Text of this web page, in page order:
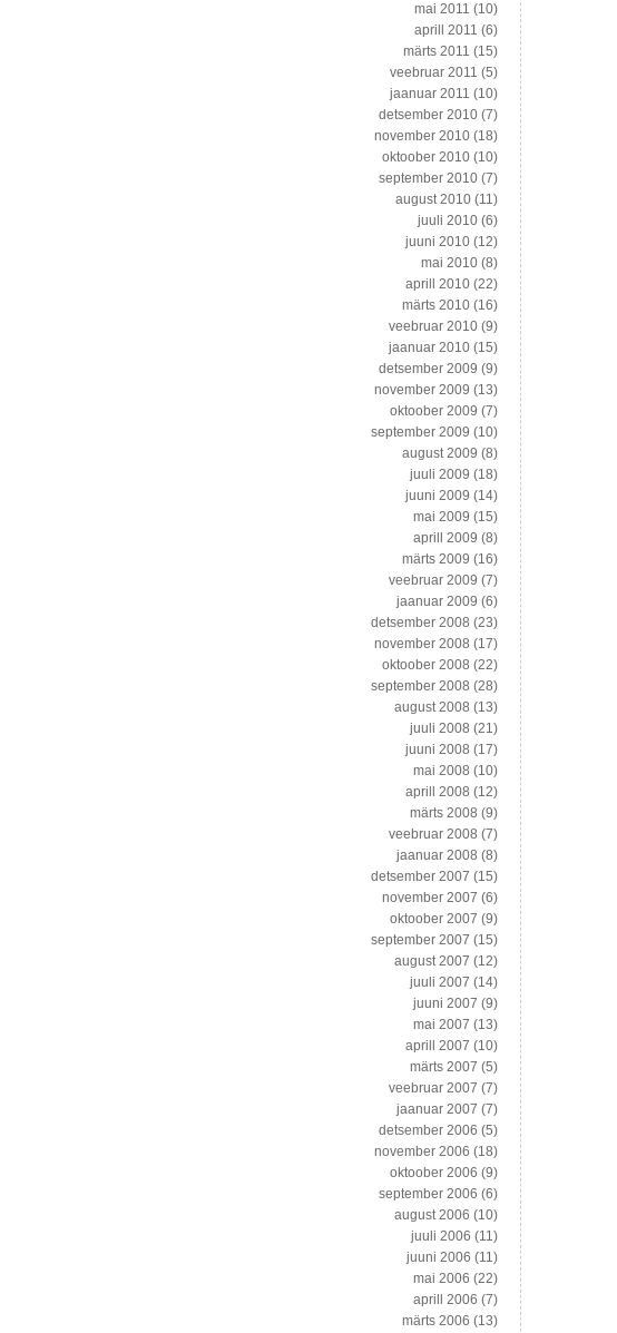
mai 2011 (10)
aprill 2011 (6)
märts 2011 (15)
veebruar 2011 (5)
jaanuar 2011 (10)
detsember 2010 (7)
november 2010 (18)
oktoober 2010 (10)
september 2010 (7)
august 2010 (11)
juuli 2010 (6)
juuni 2010 (12)
mai 2010 (8)
aprill 2010 (22)
märts 2010 (16)
veebruar 2010 (9)
jaanuar 2010 (15)
detsember 2009 (9)
november 2009 (13)
oktoober 2009 (7)
september 2009 (10)
august 2009 (8)
juuli 2009 (18)
juuni 2009 (14)
mai 2009 (15)
aprill 2009 (8)
märts 2009 (16)
veebruar 2009 (7)
jaanuar 2009 (6)
detsember 2008 (23)
november 2008 (17)
oktoober 2008 (22)
september 2008 (28)
august 2008 (13)
juuli 2008 (21)
juuni 2008 (17)
mai 2008 (10)
aprill 2008 (12)
märts 2008 (9)
veebruar 2008 (7)
jaanuar 2008 (8)
detsember 2007 (15)
november 2007 (6)
oktoober 2007 (9)
september 2007 (15)
august 2007 (12)
juuli 2007 (14)
juuni 2007 (9)
mai 2007 (13)
aprill 2007 (10)
märts 2007 (5)
veebruar 2007 (7)
jaanuar 2007 (7)
detsember 2006 (5)
november 2006 (18)
oktoober 2006 (9)
september 2006 (6)
august 2006 (10)
juuli 2006 (11)
juuni 2006 (11)
mai 2006 (22)
aprill 2006 (7)
märts 2006 (13)